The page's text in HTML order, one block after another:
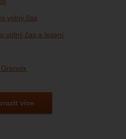
volný čas
volný čas a lezení
více